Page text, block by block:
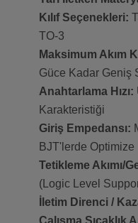
Kılıf Seçenekleri:
TO-3
Maksimum Akım
Güce Kadar Geniş
Anahtarlama Hızı:
Karakteristiği
Giriş Empedansı:
BJT'lerde Optimize
Tetikleme Akımı/
(Logic Level
İletim Direnci /
Çalışma Sıcaklık